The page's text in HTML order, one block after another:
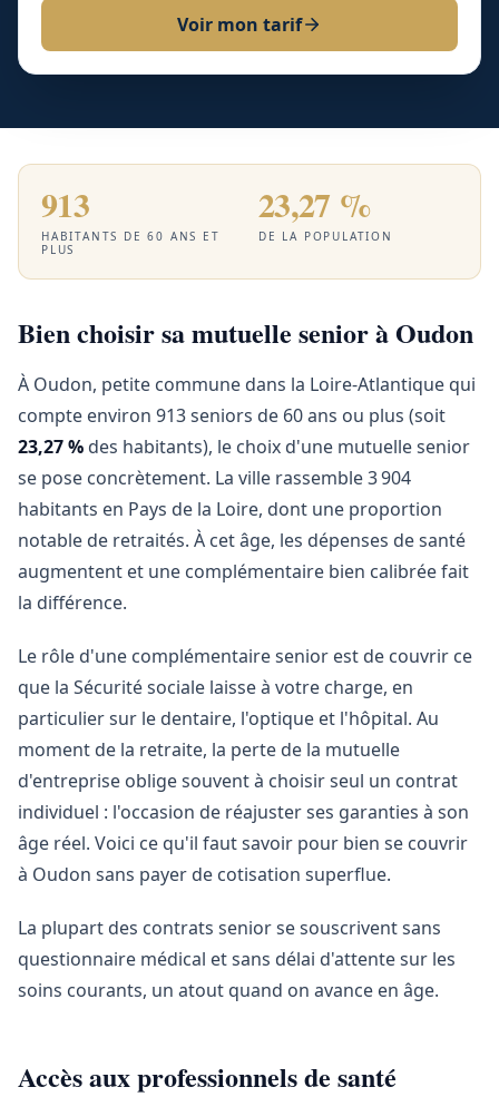
Voir mon tarif
913
HABITANTS DE 60 ANS ET
PLUS
23,27 %
DE LA POPULATION
Bien choisir sa mutuelle senior à Oudon
À Oudon, petite commune dans la Loire-Atlantique qui
compte environ 913 seniors de 60 ans ou plus (soit
23,27 % des habitants), le choix d'une mutuelle senior
se pose concrètement. La ville rassemble 3 904
habitants en Pays de la Loire, dont une proportion
notable de retraités. À cet âge, les dépenses de santé
augmentent et une complémentaire bien calibrée fait
la différence.
Le rôle d'une complémentaire senior est de couvrir ce
que la Sécurité sociale laisse à votre charge, en
particulier sur le dentaire, l'optique et l'hôpital. Au
moment de la retraite, la perte de la mutuelle
d'entreprise oblige souvent à choisir seul un contrat
individuel : l'occasion de réajuster ses garanties à son
âge réel. Voici ce qu'il faut savoir pour bien se couvrir
à Oudon sans payer de cotisation superflue.
La plupart des contrats senior se souscrivent sans
questionnaire médical et sans délai d'attente sur les
soins courants, un atout quand on avance en âge.
Accès aux professionnels de santé